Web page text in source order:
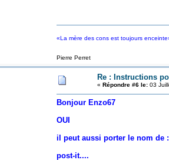
«La mère des cons est toujours
Pierre Perret
Re : Instructions
« Répondre #6 le:03
Bonjour Enzo67
OUI
il peut aussi porter le nom de :
post-it....